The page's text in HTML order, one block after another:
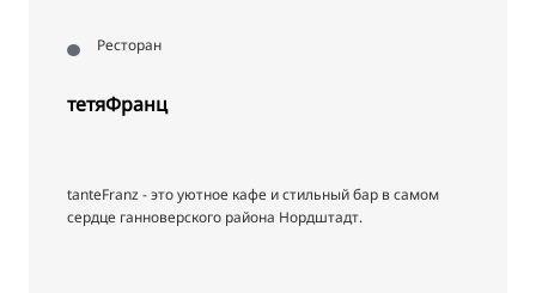
Ресторан
тетяФранц
tanteFranz - это уютное кафе и стильный бар в самом
сердце ганноверского района Нордштадт.